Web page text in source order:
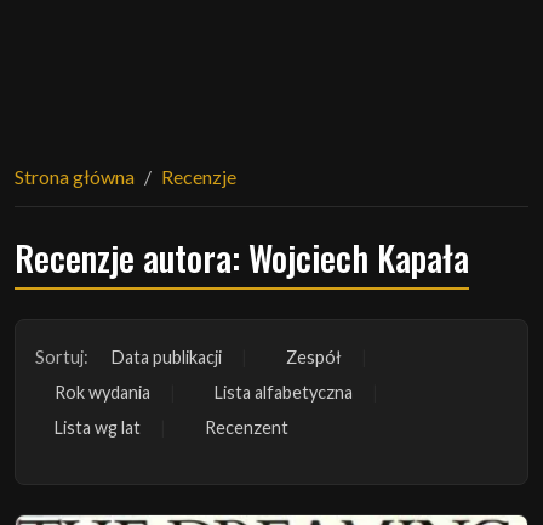
Strona główna Recenzje
Recenzje autora: Wojciech Kapała
Sortuj: Data publikacji
Zespół
Rok wydania
Lista alfabetyczna
Lista wg lat
Recenzent